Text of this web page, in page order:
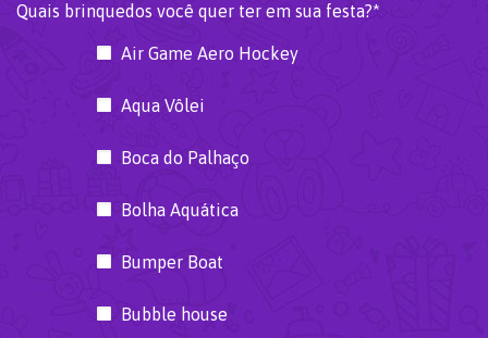
Quais brinquedos você quer ter em sua festa?*
Air Game Aero Hockey
Aqua Vôlei
Boca do Palhaço
Bolha Aquática
Bumper Boat
Bubble house